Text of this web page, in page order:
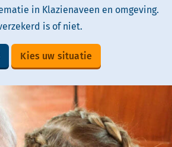
in Klazienaveen en omgeving.
is of niet.
Kies uw situatie